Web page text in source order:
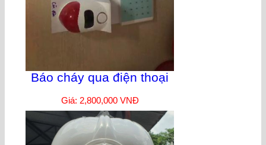
Báo cháy qua điện thoại
Giá: 2,800,000 VNĐ